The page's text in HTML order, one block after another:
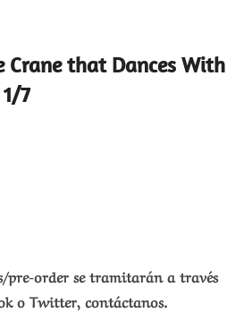
Crane that Dances With
7
pre-order se tramitarán a través
o Twitter, contáctanos.